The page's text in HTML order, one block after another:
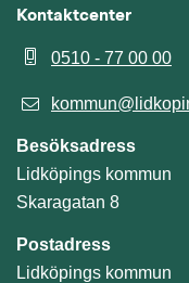
Kontaktcenter
0510 - 77 00 00
Besöksadress
Lidköpings kommun
Skaragatan 8
Postadress
Lidköpings kommun